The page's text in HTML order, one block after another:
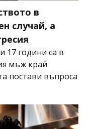
в
случай, а
17 години са в
мъж край
постави въпроса